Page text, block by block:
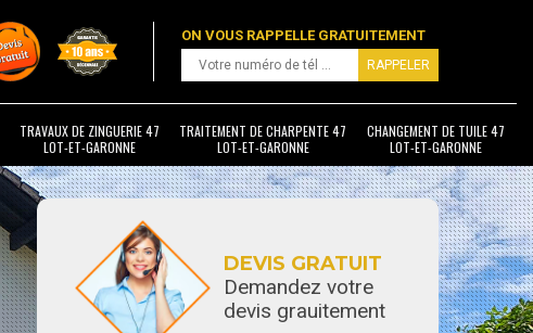
ON VOUS RAPPELLE GRATUITEMENT
TRAVAUX DE ZINGUERIE 47
LOT-ET-GARONNE
TRAITEMENT DE CHARPENTE 47
LOT-ET-GARONNE
CHANGEMENT DE TUILE 47
LOT-ET-GARONNE
DEVIS GRATUIT
Demandez votre
devis grauitement